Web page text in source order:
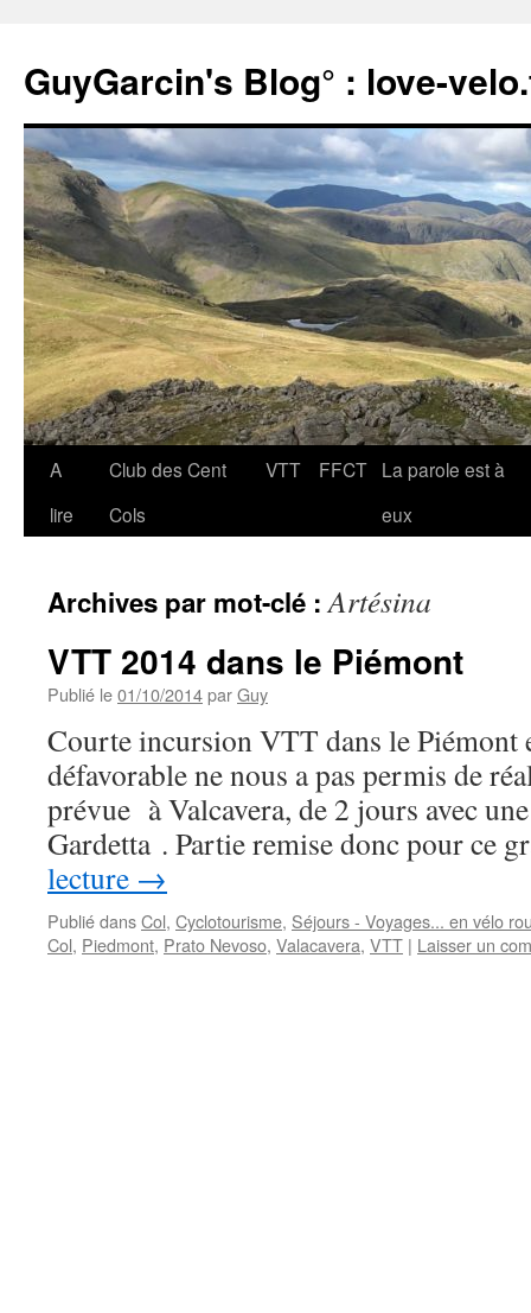
contenu
GuyGarcin's Blog° : love-
A
lire
Club des Cent
Cols
VTT FFCT La parole est à
eux
Archives par mot-clé :Artésina
VTT 2014 dans le Piémont
Publié le01/10/2014parGuy
Courte incursion VTT dans le Piémont
défavorable ne nous a pas permis de
prévue à Valcavera, de 2 jours avec
Gardetta . Partie remise donc pour ce
lecture →
Publié dansCol, Cyclotourisme, Séjours - Voyages... en vélo
Col, Piedmont, Prato Nevoso, Valacavera, VTT | Laisser un